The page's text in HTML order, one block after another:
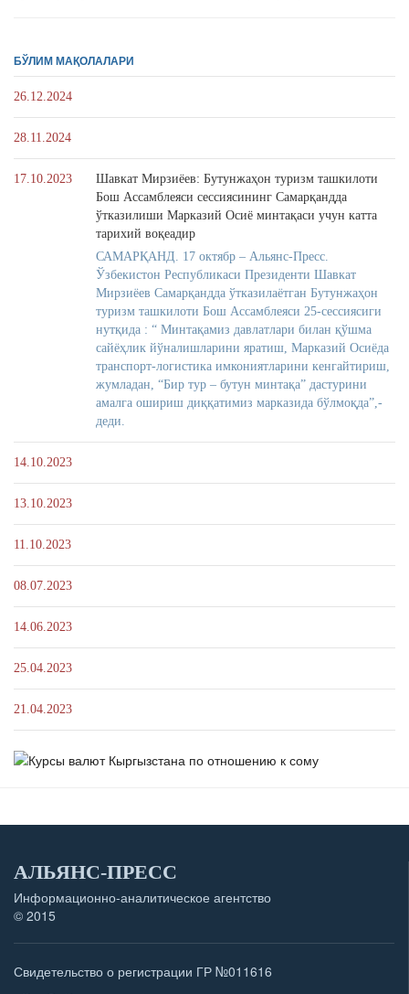
БЎЛИМ МАҚОЛАЛАРИ
26.12.2024
28.11.2024
17.10.2023
Шавкат Мирзиёев: Бутунжаҳон туризм ташкилоти
Бош Ассамблеяси сессиясининг Самарқандда
ўтказилиши Марказий Осиё минтақаси учун катта
тарихий воқеадир
САМАРҚАНД. 17 октябр – Альянс-Пресс.
Ўзбекистон Республикаси Президенти Шавкат
Мирзиёев Самарқандда ўтказилаётган Бутунжаҳон
туризм ташкилоти Бош Ассамблеяси 25-сессиясиги
нутқида : “ Минтақамиз давлатлари билан қўшма
сайёҳлик йўналишларини яратиш, Марказий Осиёда
транспорт-логистика имкониятларини кенгайтириш,
жумладан, “Бир тур – бутун минтақа” дастурини
амалга ошириш диққатимиз марказида бўлмоқда”,-
деди.
14.10.2023
13.10.2023
11.10.2023
08.07.2023
14.06.2023
25.04.2023
21.04.2023
АЛЬЯНС-ПРЕСС
Информационно-аналитическое агентство
© 2015
Свидетельство о регистрации ГР №011616